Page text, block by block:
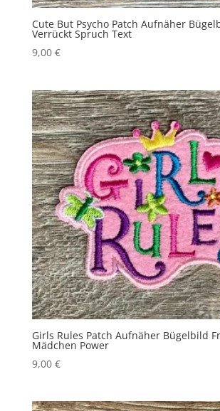
Cute But Psycho Patch Aufnäher
Verrückt Spruch Text
9,00 €
Girls Rules Patch Aufnäher Bügelbild
Mädchen Power
9,00 €